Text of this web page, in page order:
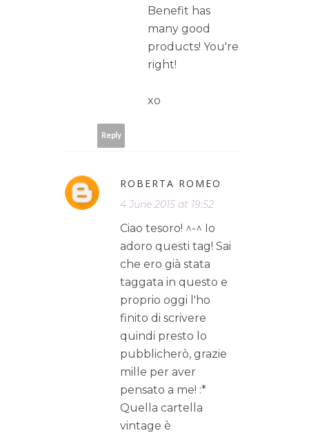
Benefit has
many good
products! You're
right!
xo
Reply
ROBERTA ROMEO
4 June 2015 at 19:52
Ciao tesoro! ^-^ Io
adoro questi tag! Sai
che ero già stata
taggata in questo e
proprio oggi l'ho
finito di scrivere
quindi presto lo
pubblicherò, grazie
mille per aver
pensato a me! :*
Quella cartella
vintage è